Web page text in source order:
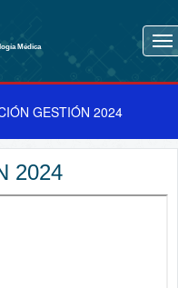
GESTIÓN 2024
2024